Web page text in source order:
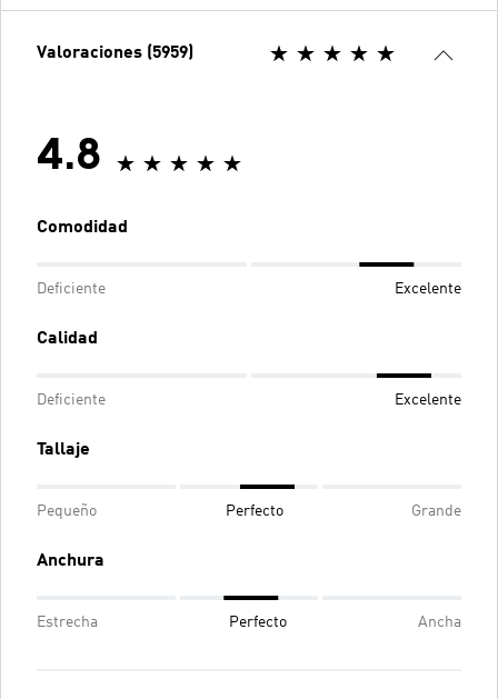
Valoraciones (5959)
4.8
Comodidad
Deficiente Excelente
Calidad
Deficiente Excelente
Tallaje
Pequeño Perfecto Grande
Anchura
Estrecha Perfecto Ancha